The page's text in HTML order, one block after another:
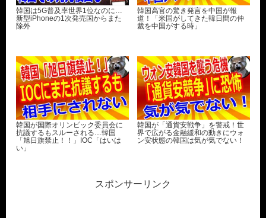
韓国は5G普及率世界1位なのに…
新型iPhoneの1次発売国からまた
除外
韓国高官の驚き発言を中国が報
道！「米国がしてきた韓日間の仲
裁を中国がする時」
韓国が国際オリンピック委員会に
抗議するもスルーされる…韓国
「旭日旗禁止！！」IOC「はいは
い」
韓国が「通貨安戦争」を警戒！世
界で広がる金融緩和の動きにウォ
ン安状態の韓国は気が気でない！
スポンサーリンク